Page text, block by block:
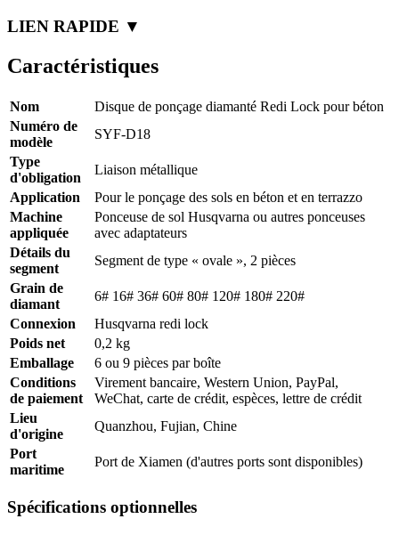
LIEN RAPIDE ▼
Caractéristiques
Nom
Disque de ponçage diamanté Redi Lock pour béton
Numéro de
modèle
SYF-D18
Type
d'obligation
Liaison métallique
Application
Pour le ponçage des sols en béton et en terrazzo
Machine
appliquée
Ponceuse de sol Husqvarna ou autres ponceuses
avec adaptateurs
Détails du
segment
Segment de type « ovale », 2 pièces
Grain de
diamant
6# 16# 36# 60# 80# 120# 180# 220#
Connexion
Husqvarna redi lock
Poids net
0,2 kg
Emballage
6 ou 9 pièces par boîte
Conditions
de paiement
Virement bancaire, Western Union, PayPal,
WeChat, carte de crédit, espèces, lettre de crédit
Lieu
d'origine
Quanzhou, Fujian, Chine
Port
maritime
Port de Xiamen (d'autres ports sont disponibles)
Spécifications optionnelles